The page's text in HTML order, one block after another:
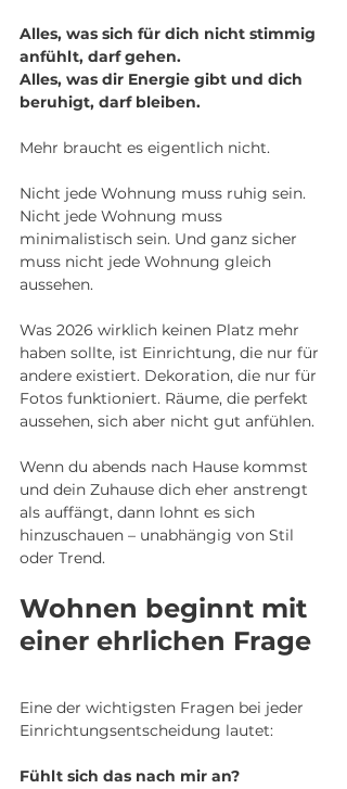
Alles, was sich für dich nicht stimmig
anfühlt, darf gehen.
Alles, was dir Energie gibt und dich
beruhigt, darf bleiben.
Mehr braucht es eigentlich nicht.
Nicht jede Wohnung muss ruhig sein.
Nicht jede Wohnung muss
minimalistisch sein. Und ganz sicher
muss nicht jede Wohnung gleich
aussehen.
Was 2026 wirklich keinen Platz mehr
haben sollte, ist Einrichtung, die nur für
andere existiert. Dekoration, die nur für
Fotos funktioniert. Räume, die perfekt
aussehen, sich aber nicht gut anfühlen.
Wenn du abends nach Hause kommst
und dein Zuhause dich eher anstrengt
als auffängt, dann lohnt es sich
hinzuschauen – unabhängig von Stil
oder Trend.
Wohnen beginnt mit
einer ehrlichen Frage
Eine der wichtigsten Fragen bei jeder
Einrichtungsentscheidung lautet:
Fühlt sich das nach mir an?